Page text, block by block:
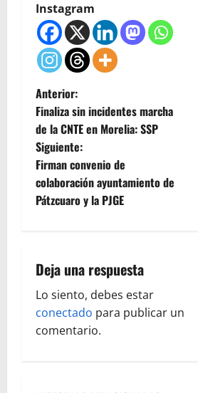
Instagram
N
a
v
e
c
i
ó
Anterior:
Finaliza sin incidentes marcha
de la CNTE en Morelia: SSP
Siguiente:
Firman convenio de
colaboración ayuntamiento de
Pátzcuaro y la PJGE
Deja una respuesta
Lo siento, debes estar
conectado para publicar un
comentario.